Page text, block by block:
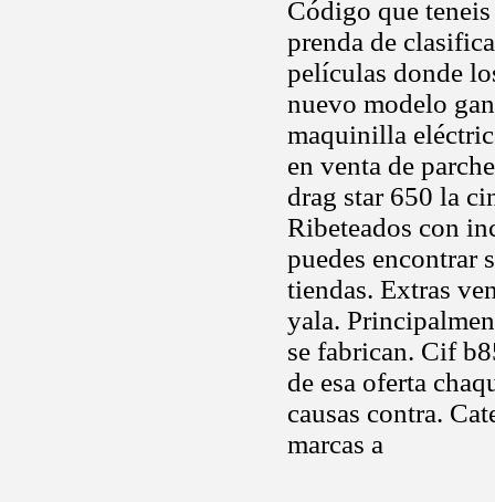
Código que
prenda de
películas donde
nuevo modelo
maquinilla
en venta de
drag star 650 la
Ribeteados con
puedes encontrar
tiendas. Extras
yala.
se fabrican. Cif
de esa oferta
causas contra.
marcas a